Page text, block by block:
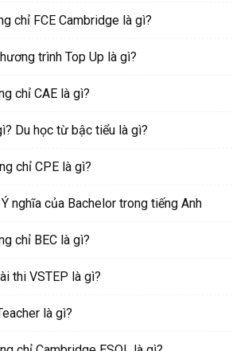
chỉ FCE Cambridge là gì?
trình Top Up là gì?
chỉ CAE là gì?
Du học từ bậc tiểu là gì?
chỉ CPE là gì?
nghĩa của Bachelor trong tiếng Anh
chỉ BEC là gì?
thi VSTEP là gì?
là gì?